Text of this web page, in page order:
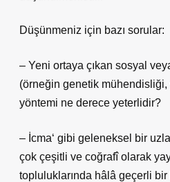
Düşünmeniz için bazı sorular:
– Yeni ortaya çıkan sosyal
(örneğin genetik mühendisliği,
yöntemi ne derece yeterlidir?
– İcma‘ gibi geleneksel bir
çok çeşitli ve coğrafî olarak
topluluklarında hâlâ geçerli